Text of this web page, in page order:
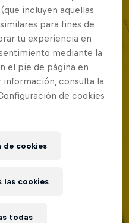
incluyen aquellas
para fines de
tu experiencia en
mediante la
el pie de página en
consulta la
de cookies
de cookies
todas
las cookies